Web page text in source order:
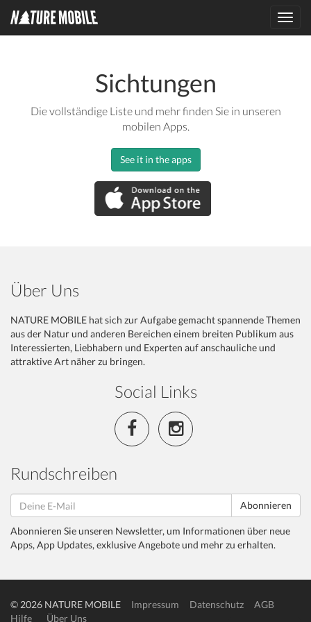
Sichtungen
Die vollständige Liste und mehr finden Sie in unseren
mobilen Apps.
See it in the apps
Über Uns
NATURE MOBILE hat sich zur Aufgabe gemacht spannende Themen
aus der Natur und anderen Bereichen einem breiten Publikum aus
Interessierten, Liebhabern und Experten auf anschauliche und
attraktive Art näher zu bringen.
Social Links
Rundschreiben
Abonnieren
Abonnieren Sie unseren Newsletter, um Informationen über neue
Apps, App Updates, exklusive Angebote und mehr zu erhalten.
© 2026 NATURE MOBILE Impressum Datenschutz
AGB
Hilfe
Über Uns